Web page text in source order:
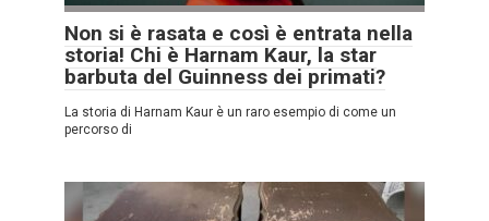
Non si è rasata e così è entrata nella
storia! Chi è Harnam Kaur, la star
barbuta del Guinness dei primati?
La storia di Harnam Kaur è un raro esempio di come un
percorso di